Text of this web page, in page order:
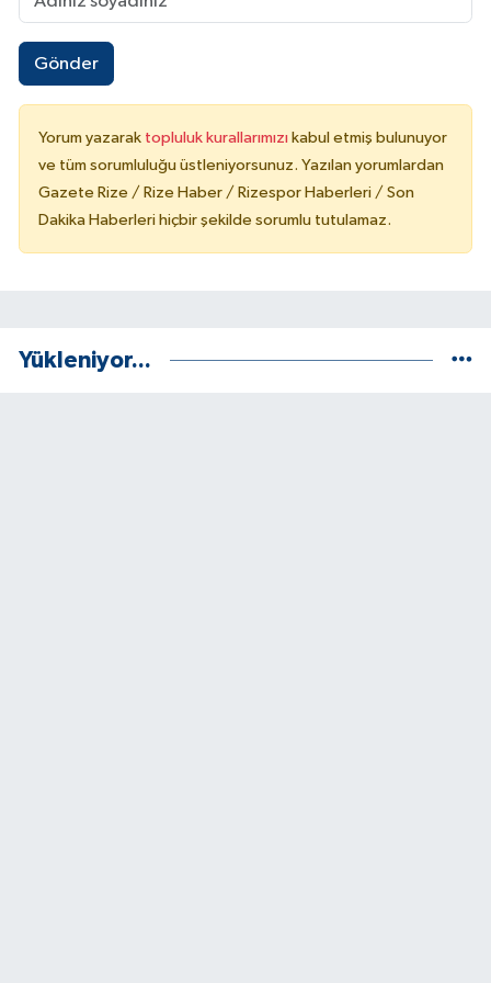
Gönder
Yorum yazarak topluluk kurallarımızı kabul etmiş bulunuyor
ve tüm sorumluluğu üstleniyorsunuz. Yazılan yorumlardan
Gazete Rize / Rize Haber / Rizespor Haberleri / Son
Dakika Haberleri hiçbir şekilde sorumlu tutulamaz.
Yükleniyor...